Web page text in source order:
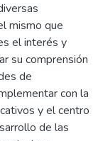
mismo que
el interés y
su comprensión
de
con la
y el centro
de las